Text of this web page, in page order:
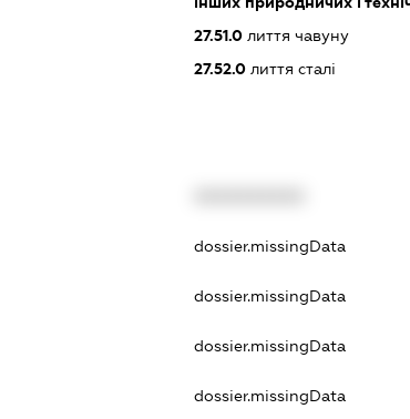
27.51.0лиття чавуну
27.52.0лиття сталі
dossier.missingData
dossier.missingData
dossier.missingData
dossier.missingData